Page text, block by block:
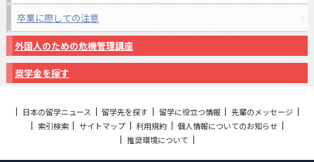
卒業に際しての注意
外国人のための危機管理講座
奨学金を探す
日本の留学ニュース 留学先を探す 留学に役立つ情報
先輩のメッセージ
索引検索
サイトマップ 利用規約
個人情報についてのお知らせ
推奨環境について